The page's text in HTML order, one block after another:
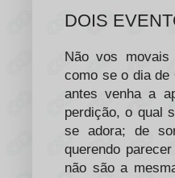
DOIS
Não vos movais
como se o dia
antes venha a
perdição, o qual
se adora; de
querendo
não são a